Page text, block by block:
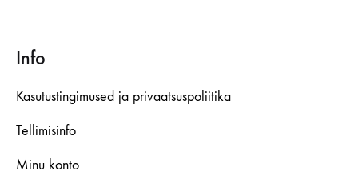
Info
Kasutustingimused ja privaatsuspoliitika
Tellimisinfo
Minu konto